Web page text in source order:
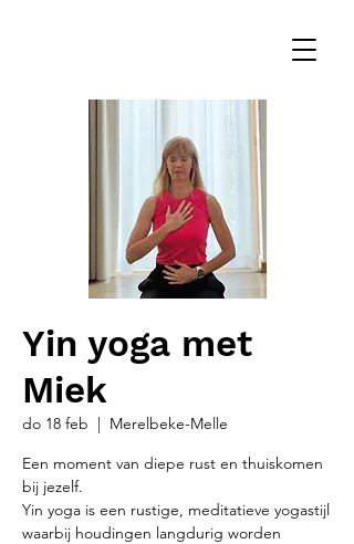
Yin yoga met
Miek
do 18 feb
  |
Merelbeke-Melle
Een moment van diepe rust en thuiskomen
bij jezelf.
Yin yoga is een rustige, meditatieve yogastijl
waarbij houdingen langdurig worden